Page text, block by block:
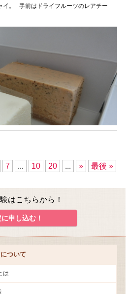
イ。 手前はドライフルーツのレアチー
7 ... 10 20 ... » 最後 »
はこちらから！
申し込む！
ついて
は